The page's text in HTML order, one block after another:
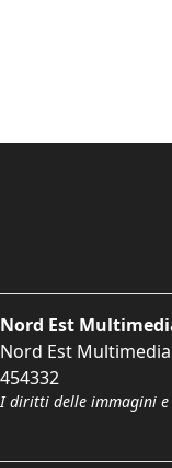
Nord Est
Nord Est Multimedia
454332
I diritti delle immagini e